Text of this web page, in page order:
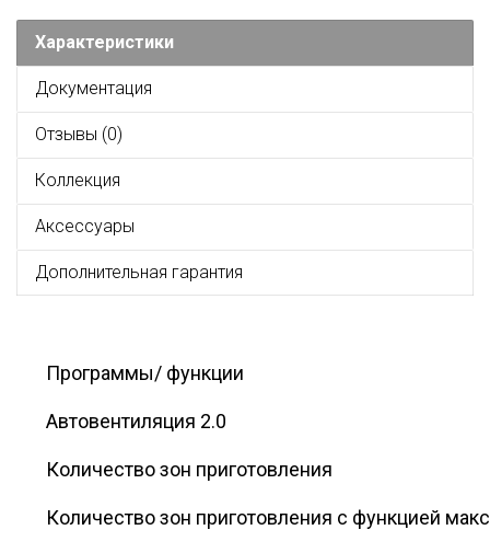
Характеристики
Документация
Отзывы (0)
Коллекция
Аксессуары
Дополнительная гарантия
Программы/ функции
Автовентиляция 2.0
Количество зон приготовления
Количество зон приготовления с функцией